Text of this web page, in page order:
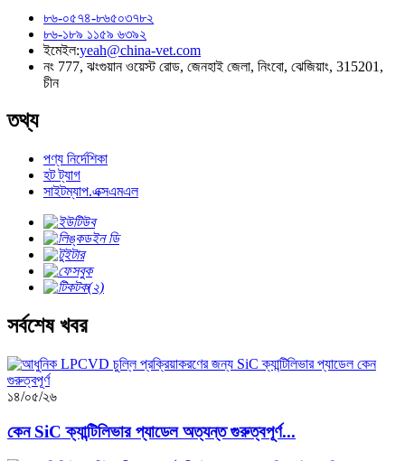
৮৬-০৫৭৪-৮৬৫০৩৭৮২
৮৬-১৮৯ ১১৫৯ ৬৩৯২
ইমেইল:yeah@china-vet.com
নং 777, ঝংগুয়ান ওয়েস্ট রোড, জেনহাই জেলা, নিংবো, ঝেজিয়াং, 315201,
চীন
তথ্য
পণ্য নির্দেশিকা
হট ট্যাগ
সাইটম্যাপ.এক্সএমএল
সর্বশেষ খবর
১৪/০৫/২৬
কেন SiC ক্যান্টিলিভার প্যাডেল অত্যন্ত গুরুত্বপূর্ণ...